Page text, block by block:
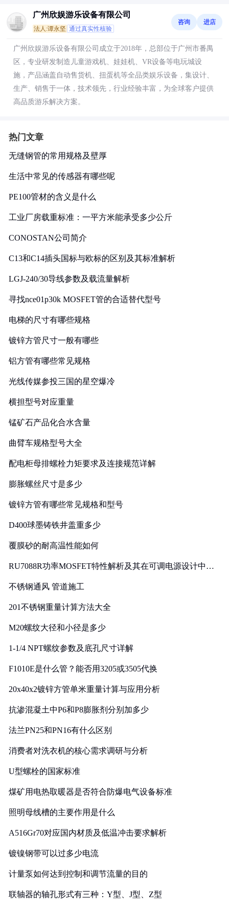
广州欣娱游乐设备有限公司
法人:谭永坚 通过真实性核验
咨询 进店
广州欣娱游乐设备有限公司成立于2018年，总部位于广州市番禺
区，专业研发制造儿童游戏机、娃娃机、VR设备等电玩城设
施，产品涵盖自动售货机、扭蛋机等全品类娱乐设备，集设计、
生产、销售于一体，技术领先，行业经验丰富，为全球客户提供
高品质游乐解决方案。
热门文章
无缝钢管的常用规格及壁厚
生活中常见的传感器有哪些呢
PE100管材的含义是什么
工业厂房载重标准：一平方米能承受多少公斤
CONOSTAN公司简介
C13和C14插头国标与欧标的区别及其标准解析
LGJ-240/30导线参数及载流量解析
寻找nce01p30k MOSFET管的合适替代型号
电梯的尺寸有哪些规格
镀锌方管尺寸一般有哪些
铝方管有哪些常见规格
光线传媒参投三国的星空爆冷
横担型号对应重量
锰矿石产品化合水含量
曲臂车规格型号大全
配电柜母排螺栓力矩要求及连接规范详解
膨胀螺丝尺寸是多少
镀锌方管有哪些常见规格和型号
D400球墨铸铁井盖重多少
覆膜砂的耐高温性能如何
RU7088R功率MOSFET特性解析及其在可调电源设计中的
不锈钢通风 管道施工
201不锈钢重量计算方法大全
M20螺纹大径和小径是多少
1-1/4 NPT螺纹参数及底孔尺寸详解
F1010E是什么管？能否用3205或3505代换
20x40x2镀锌方管单米重量计算与应用分析
抗渗混凝土中P6和P8膨胀剂分别加多少
法兰PN25和PN16有什么区别
消费者对洗衣机的核心需求调研与分析
U型螺栓的国家标准
煤矿用电热取暖器是否符合防爆电气设备标准
照明母线槽的主要作用是什么
A516Gr70对应国内材质及低温冲击要求解析
镀镍钢带可以过多少电流
计量泵如何达到控制和调节流量的目的
联轴器的轴孔形式有三种：Y型、J型、Z型